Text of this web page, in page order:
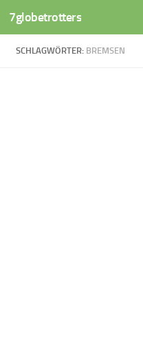
Zum Inhalt springen
7globetrotters
SCHLAGWÖRTER: BREMSEN